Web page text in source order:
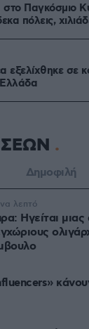
Παγκόσμιο
πόλεις,
εξελίχθηκε σε
Δημοφιλή
Ηγείται μιας
λεπτό